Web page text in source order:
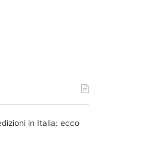
in Italia: ecco